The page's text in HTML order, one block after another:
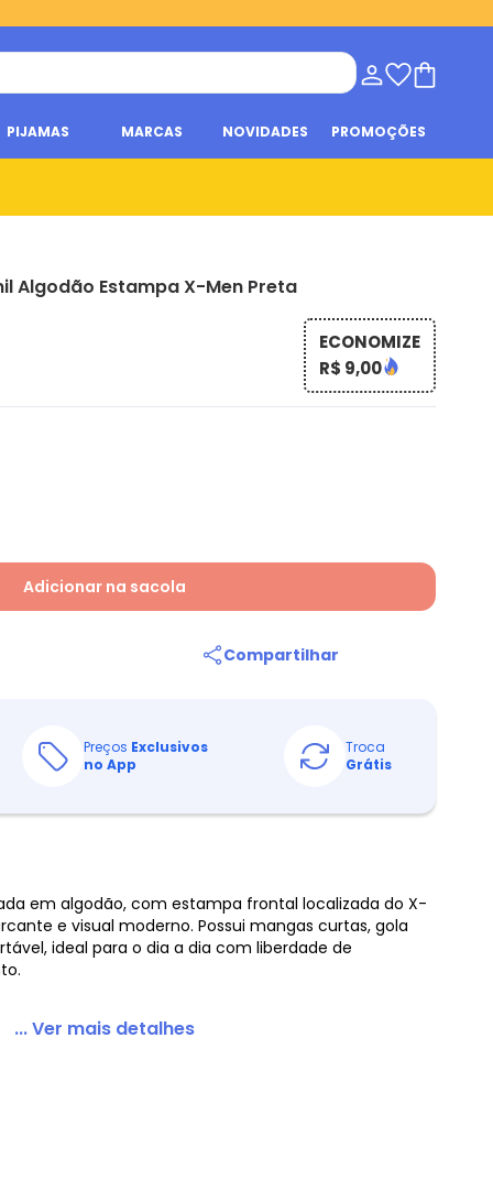
PIJAMAS MARCAS NOVIDADES PROMOÇÕES
Algodão Estampa X-Men Preta
ECONOMIZE
R$ 9,00
Adicionar na sacola
Compartilhar
Preços Exclusivos
no App
Troca
Grátis
em algodão, com estampa frontal localizada do X-
e visual moderno. Possui mangas curtas, gola
ideal para o dia a dia com liberdade de
... Ver mais detalhes